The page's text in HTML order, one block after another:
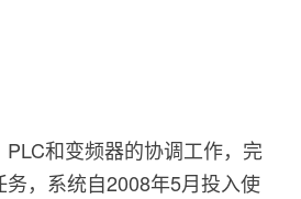
和变频器的协调工作，完
，系统自2008年5月投入使